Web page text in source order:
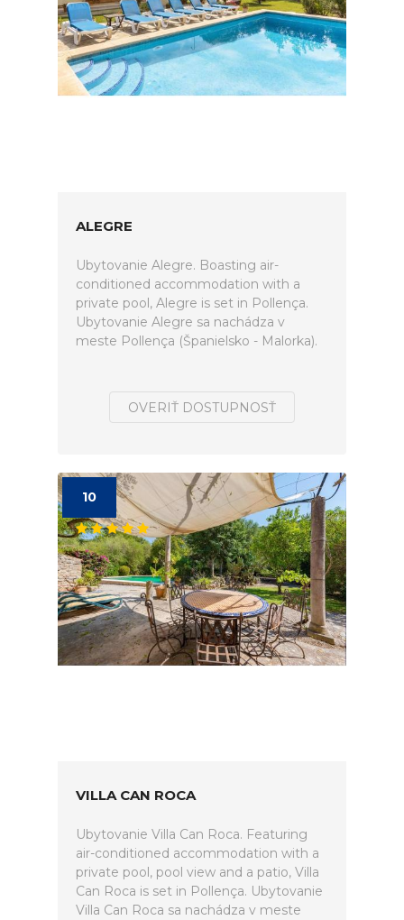
ALEGRE
Ubytovanie Alegre. Boasting air-
conditioned accommodation with a
private pool, Alegre is set in Pollença.
Ubytovanie Alegre sa nachádza v
meste Pollença (Španielsko - Malorka).
OVERIŤ DOSTUPNOSŤ
10
VILLA CAN ROCA
Ubytovanie Villa Can Roca. Featuring
air-conditioned accommodation with a
private pool, pool view and a patio, Villa
Can Roca is set in Pollença. Ubytovanie
Villa Can Roca sa nachádza v meste